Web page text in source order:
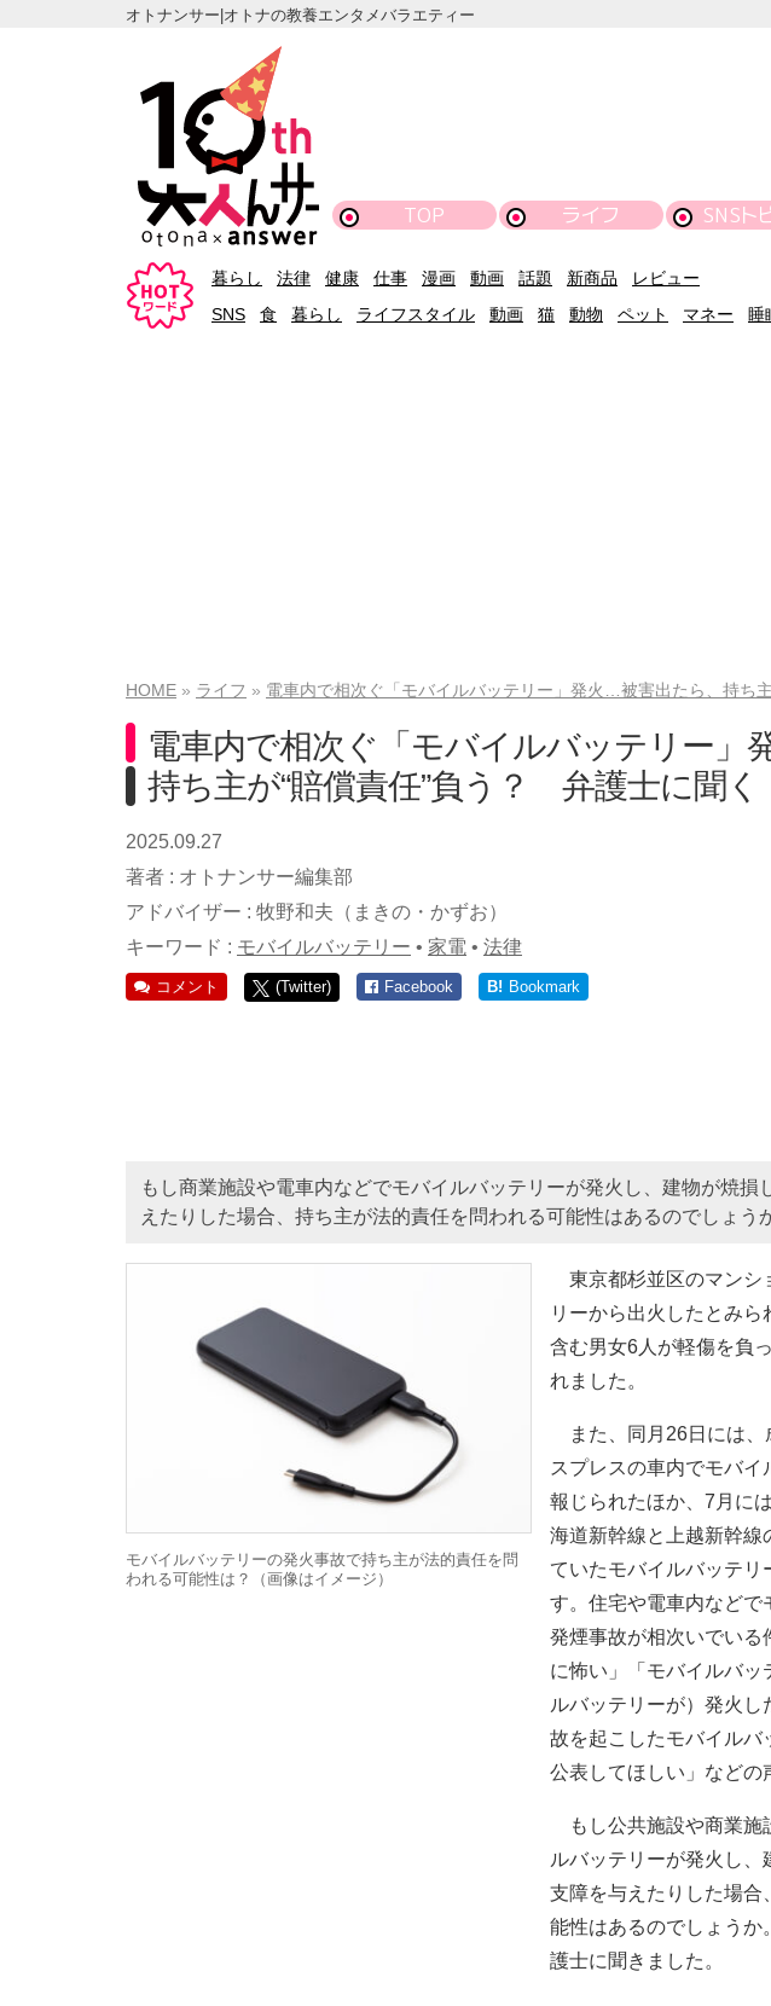
オトナンサー|オトナの教養エンタメバラエティー
TOP ライフ SNSト
暮らし 法律 健康 仕事 漫画 動画 話題 新商品
レビュー
SNS
食 暮らし ライフスタイル 動画 猫 動物 ペット マネー 睡
HOME ライフ 電車内で相次ぐ「モバイルバッテリー」発火…被害出たら、持ち
電車内で相次ぐ「モバイルバッテリー」
持ち主が“賠償責任”負う？ 弁護士に聞く
2025.09.27
著者 : オトナンサー編集部
アドバイザー : 牧野和夫（まきの・かずお）
キーワード : モバイルバッテリー • 家電 • 法律
コメント (Twitter) Facebook B! Bookmark
もし商業施設や電車内などでモバイルバッテリーが発火し、建物が焼損
えたりした場合、持ち主が法的責任を問われる可能性はあるのでしょう
モバイルバッテリーの発火事故で持ち主が法的責任を問
われる可能性は？（画像はイメージ）
東京都杉並区のマンシ
リーから出火したとみ
含む男女6人が軽傷を負
れました。
また、同月26日には、
スプレスの車内でモバイ
報じられたほか、7月に
海道新幹線と上越新幹線
ていたモバイルバッテリ
す。住宅や電車内などで
発煙事故が相次いでいる
に怖い」「モバイルバッ
ルバッテリーが）発火
故を起こしたモバイルバ
公表してほしい」などの
もし公共施設や商業施
ルバッテリーが発火し
支障を与えたりした場合
能性はあるのでしょうか
護士に聞きました。